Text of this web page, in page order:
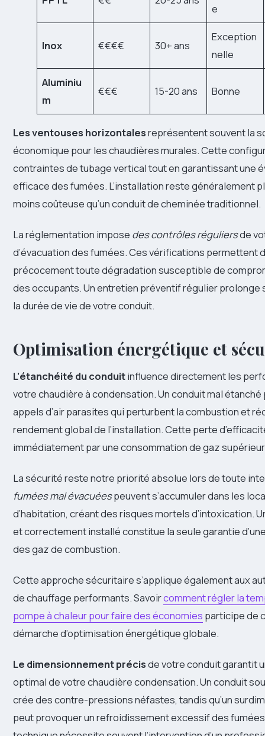
e
Inox €€€€ 30+ ans
Exception
nelle
Aluminiu
m
€€€ 15-20 ans Bonne
Les ventouses horizontalesreprésentent souvent la
économique pour les chaudières murales. Cette
contraintes de tubage vertical tout en garantissant une
efficace des fumées. L’installation reste généralement
moins coûteuse qu’un conduit de cheminée traditionnel.
La réglementation impose des contrôles réguliersde
d’évacuation des fumées. Ces vérifications permettent
précocement toute dégradation susceptible de
des occupants. Un entretien préventif régulier
la durée de vie de votre conduit.
Optimisation énergétique et
L’étanchéité du conduitinfluence directement les
votre chaudière à condensation. Un conduit mal
appels d’air parasites qui perturbent la combustion et
rendement global de l’installation. Cette perte
immédiatement par une consommation de gaz
La sécurité reste notre priorité absolue lors de toute
fumées mal évacuéespeuvent s’accumuler dans les
d’habitation, créant des risques mortels d’intoxication.
et correctement installé constitue la seule garantie
des gaz de combustion.
Cette approche sécuritaire s’applique également aux
de chauffage performants. Savoircomment régler la
pompe à chaleur pour faire des économies participe de
démarche d’optimisation énergétique globale.
Le dimensionnement précisde votre conduit garantit
optimal de votre chaudière condensation. Un conduit
crée des contre-pressions néfastes, tandis qu’un
peut provoquer un refroidissement excessif des